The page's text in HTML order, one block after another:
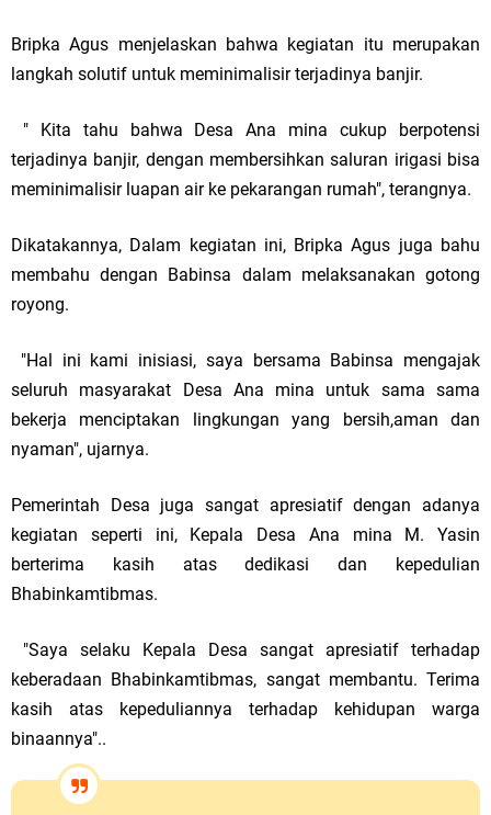
Bripka Agus menjelaskan bahwa kegiatan itu merupakan
langkah solutif untuk meminimalisir terjadinya banjir.
" Kita tahu bahwa Desa Ana mina cukup berpotensi
terjadinya banjir, dengan membersihkan saluran irigasi bisa
meminimalisir luapan air ke pekarangan rumah", terangnya.
Dikatakannya, Dalam kegiatan ini, Bripka Agus juga bahu
membahu dengan Babinsa dalam melaksanakan gotong
royong.
"Hal ini kami inisiasi, saya bersama Babinsa mengajak
seluruh masyarakat Desa Ana mina untuk sama sama
bekerja menciptakan lingkungan yang bersih,aman dan
nyaman", ujarnya.
Pemerintah Desa juga sangat apresiatif dengan adanya
kegiatan seperti ini, Kepala Desa Ana mina M. Yasin
berterima kasih atas dedikasi dan kepedulian
Bhabinkamtibmas.
"Saya selaku Kepala Desa sangat apresiatif terhadap
keberadaan Bhabinkamtibmas, sangat membantu. Terima
kasih atas kepeduliannya terhadap kehidupan warga
binaannya"..